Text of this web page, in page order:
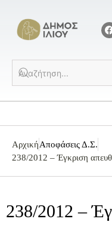
ΑρχικήΑποφάσεις Δ.Σ.
238/2012 – Έγκριση
238/2012 –